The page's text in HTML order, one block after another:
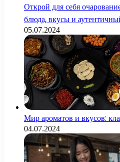
Открой для себя
блюда, вкусы и
05.07.2024
Мир ароматов и вкусов:
04.07.2024